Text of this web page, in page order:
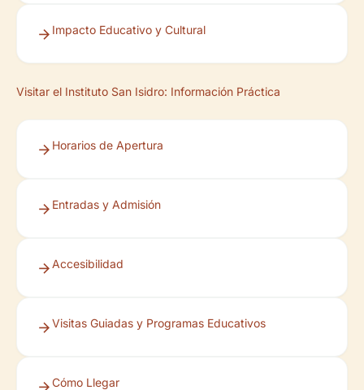
Impacto Educativo y Cultural
Visitar el Instituto San Isidro: Información Práctica
Horarios de Apertura
Entradas y Admisión
Accesibilidad
Visitas Guiadas y Programas Educativos
Cómo Llegar